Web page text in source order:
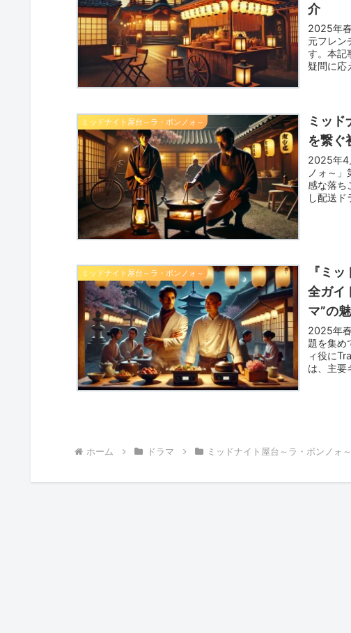
介
2025年
元フレン
す。本記
疑問に応
チレス
ミッドナイト屋台～ラ・ボンノォ～
ミッド
を繋ぐ
2025年4
ノォ～
感な落ち
し配送ド
ードで
の神山
ミッドナイト屋台～ラ・ボンノォ～
『ミ
全ガイ
マ”の
2025年
題を集め
ィ役に
は、主要
報をお
ホーム ドラマ ミッドナイト屋台～ラ・ボンノォ～